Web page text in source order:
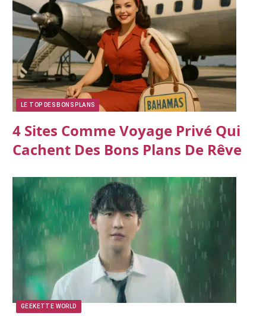
LE TOP DES BONS PLANS
4 Sites Comme Voyage Privé Qui
Cachent Des Bons Plans De Rêve
GEEKETTE WORLD